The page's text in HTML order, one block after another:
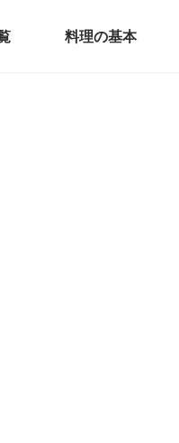
料理の基本